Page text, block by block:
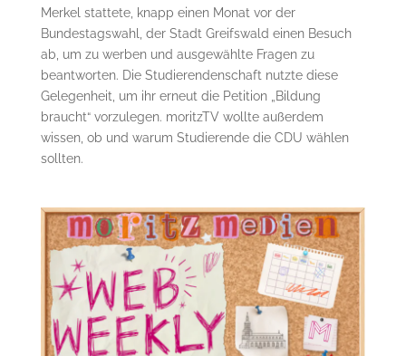
Merkel stattete, knapp einen Monat vor der
Bundestagswahl, der Stadt Greifswald einen Besuch
ab, um zu werben und ausgewählte Fragen zu
beantworten. Die Studierendenschaft nutzte diese
Gelegenheit, um ihr erneut die Petition „Bildung
braucht“ vorzulegen. moritzTV wollte außerdem
wissen, ob und warum Studierende die CDU wählen
sollten.